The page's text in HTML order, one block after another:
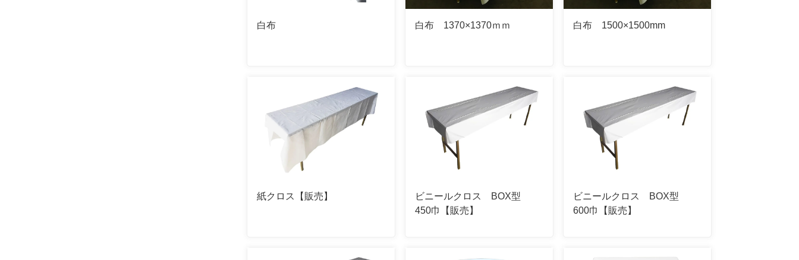
白布 白布 1370×1370ｍｍ 白布 1500×1500mm
紙クロス【販売】
ビニールクロス BOX型
450巾【販売】
ビニールクロス BOX型
600巾【販売】